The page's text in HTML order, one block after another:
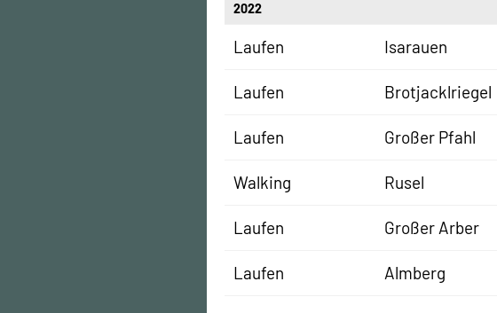
2022
Laufen Isarauen
Laufen Brotjacklriegel
Laufen Großer Pfahl
Walking Rusel
Laufen Großer Arber
Laufen Almberg